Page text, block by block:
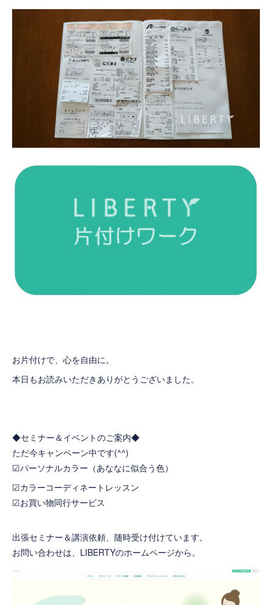
お片付けで、心を自由に。
本日もお読みいただきありがとうございました。
◆セミナー＆イベントのご案内◆
ただ今キャンペーン中です(^^)
☑パーソナルカラー（あななに似合う色）
☑カラーコーディネートレッスン
☑お買い物同行サービス
出張セミナー＆講演依頼、随時受け付けています。
お問い合わせは、LIBERTYのホームページから。